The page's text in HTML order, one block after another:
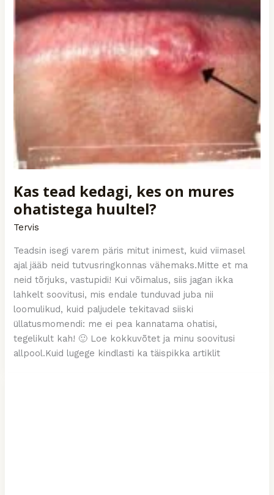
Kas tead kedagi, kes on mures
ohatistega huultel?
Tervis
Teadsin isegi varem päris mitut inimest, kuid viimasel
ajal jääb neid tutvusringkonnas vähemaks.Mitte et ma
neid tõrjuks, vastupidi! Kui võimalus, siis jagan ikka
lahkelt soovitusi, mis endale tunduvad juba nii
loomulikud, kuid paljudele tekitavad siiski
üllatusmomendi: me ei pea kannatama ohatisi,
tegelikult kah! 🙂 Loe kokkuvõtet ja minu soovitusi
allpool.Kuid lugege kindlasti ka täispikka artiklit